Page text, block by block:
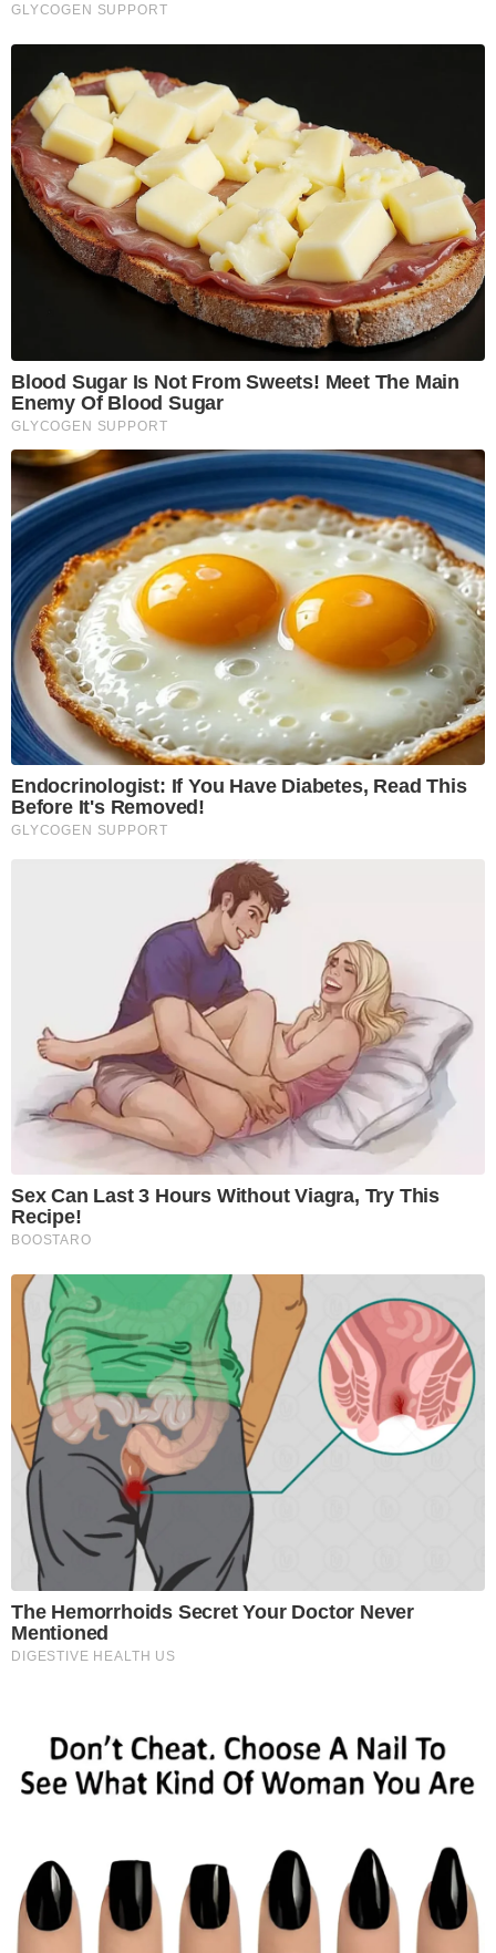
GLYCOGEN SUPPORT
Blood Sugar Is Not From Sweets! Meet The Main
Enemy Of Blood Sugar
GLYCOGEN SUPPORT
Endocrinologist: If You Have Diabetes, Read This
Before It's Removed!
GLYCOGEN SUPPORT
Sex Can Last 3 Hours Without Viagra, Try This
Recipe!
BOOSTARO
The Hemorrhoids Secret Your Doctor Never
Mentioned
DIGESTIVE HEALTH US